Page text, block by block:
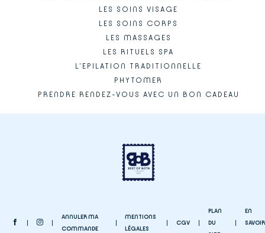
LES SOINS VISAGE
LES SOINS CORPS
LES MASSAGES
LES RITUELS SPA
L'EPILATION TRADITIONNELLE
PHYTOMER
PRENDRE RENDEZ-VOUS AVEC UN BON CADEAU
ANNULER MA
COMMANDE
MENTIONS
LÉGALES
CGV
PLAN
DU
EN
SAVOIR